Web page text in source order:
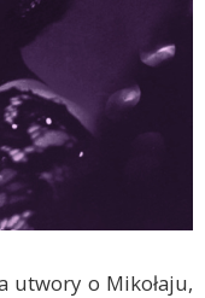
utwory o Mikołaju,